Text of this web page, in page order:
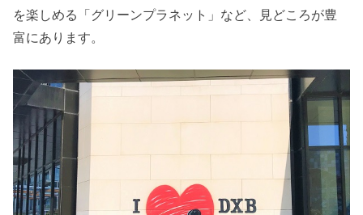
を楽しめる「グリーンプラネット」など、見どころが豊
富にあります。